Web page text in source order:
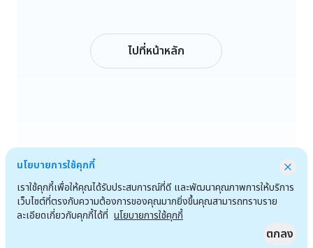
ไปที่หน้าหลัก
นโยบายการใช้คุกกี้
เราใช้คุกกี้เพื่อให้คุณได้รับประสบการณ์ที่ดี และพัฒนาคุณภาพการให้บริการ
เว็บไซต์ที่ตรงกับความต้องการของคุณมากยิ่งขึ้นคุณสามารถทราบราย
ละเอียดเกี่ยวกับคุกกี้ได้ที่ นโยบายการใช้คุกกี้
ตกลง